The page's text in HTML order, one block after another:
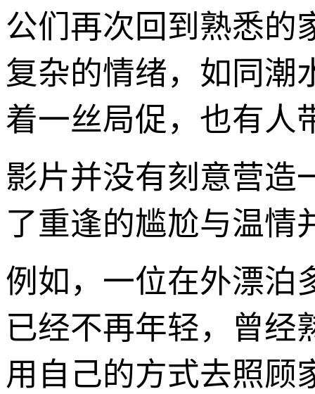
公们再次回到熟悉的
复杂的情绪，如同潮
着一丝局促，也有人
影片并没有刻意营造
了重逢的尴尬与温情
例如，一位在外漂泊
已经不再年轻，曾经
用自己的方式去照顾